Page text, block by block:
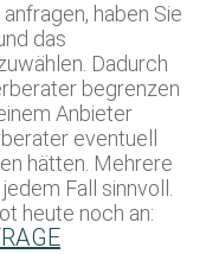
haben Sie
das
Dadurch
begrenzen
Anbieter
eventuell
hätten. Mehrere
Fall sinnvoll.
heute noch an: